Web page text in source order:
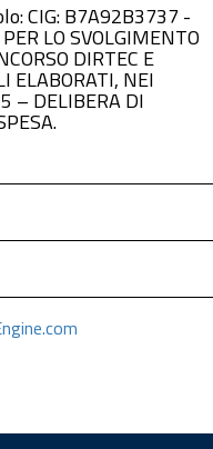
CIG: B7A92B3737 -
LO SVOLGIMENTO
DIRTEC E
ELABORATI, NEI
– DELIBERA DI